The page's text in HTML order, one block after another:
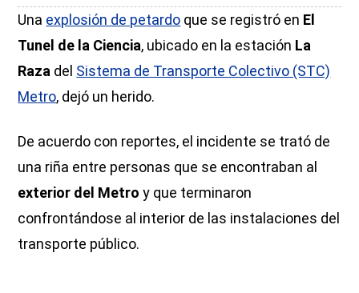
Una explosión de petardo que se registró en El
Tunel de la Ciencia, ubicado en la estación La
Raza del Sistema de Transporte Colectivo (STC)
Metro, dejó un herido.
De acuerdo con reportes, el incidente se trató de
una riña entre personas que se encontraban al
exterior del Metro y que terminaron
confrontándose al interior de las instalaciones del
transporte público.